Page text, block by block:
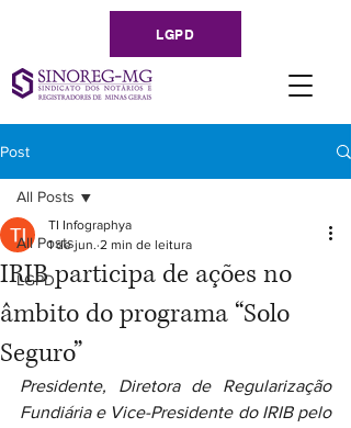
LGPD
Post
All Posts
LGPD
All Posts
IRIB participa de ações no
âmbito do programa “Solo
Seguro”
TI Infographya
1 de jun. 2 min de leitura
Presidente, Diretora de Regularização
Fundiária e Vice-Presidente do IRIB pelo